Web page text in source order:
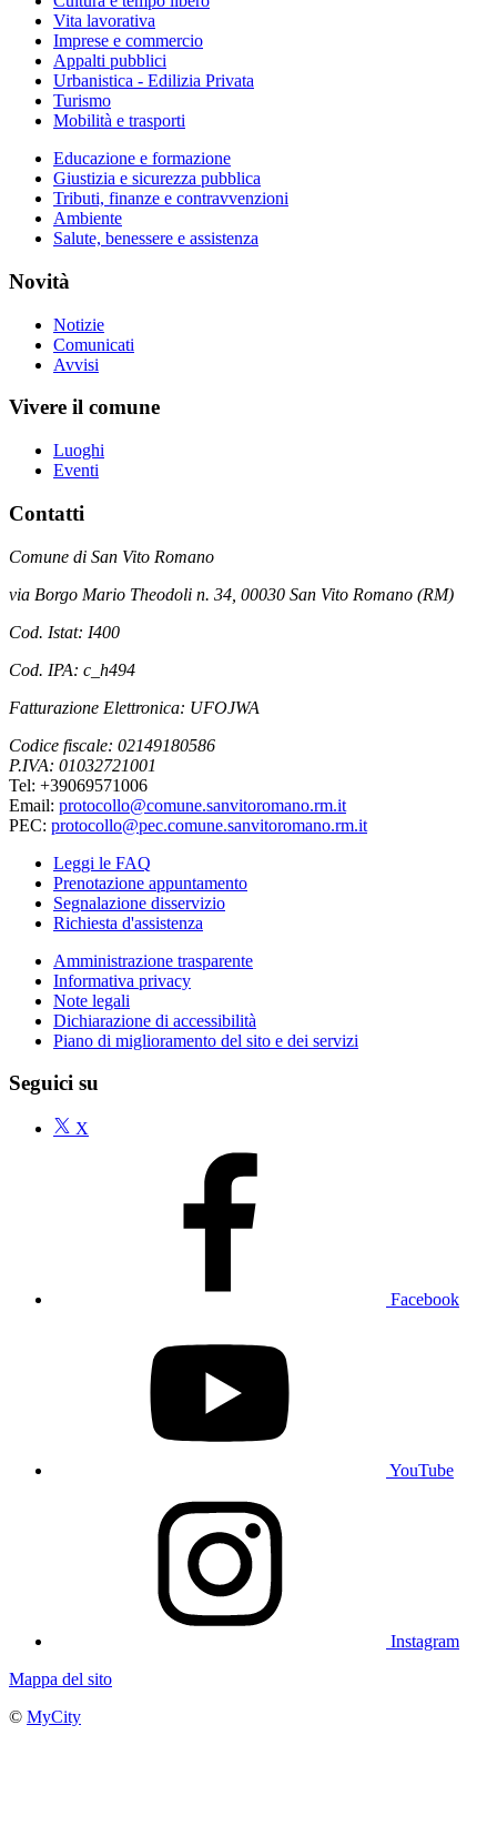
Vita lavorativa
Imprese e commercio
Appalti pubblici
Urbanistica - Edilizia Privata
Turismo
Mobilità e trasporti
Educazione e formazione
Giustizia e sicurezza pubblica
Tributi, finanze e contravvenzioni
Ambiente
Salute, benessere e assistenza
Novità
Notizie
Comunicati
Avvisi
Vivere il comune
Luoghi
Eventi
Contatti
Comune di San Vito Romano
via Borgo Mario Theodoli n. 34, 00030 San Vito Romano (RM)
Cod. Istat: I400
Cod. IPA: c_h494
Fatturazione Elettronica: UFOJWA
Codice fiscale: 02149180586
P.IVA: 01032721001
Tel: +39069571006
Email: protocollo@comune.sanvitoromano.rm.it
PEC: protocollo@pec.comune.sanvitoromano.rm.it
Leggi le FAQ
Prenotazione appuntamento
Segnalazione disservizio
Richiesta d'assistenza
Amministrazione trasparente
Informativa privacy
Note legali
Dichiarazione di accessibilità
Piano di miglioramento del sito e dei servizi
Seguici su
X
Facebook
YouTube
Instagram
Mappa del sito
© MyCity